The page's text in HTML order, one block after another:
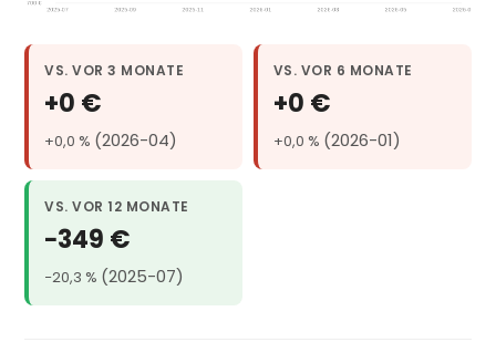
VS. VOR 3 MONATE
+0 €
+0,0 % (2026-04)
VS. VOR 6 MONATE
+0 €
+0,0 % (2026-01)
VS. VOR 12 MONATE
−349 €
−20,3 % (2025-07)